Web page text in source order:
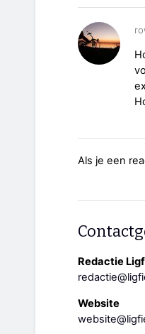
Als je een
Redactie
Website